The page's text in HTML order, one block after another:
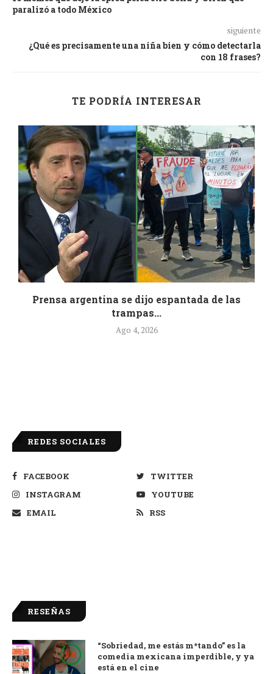
paralizó a todo México
siguiente
¿Qué es precisamente una niña bien y cómo detectarla
con 18 frases?
TE PODRÍA INTERESAR
Prensa argentina se dijo espantada de las
trampas...
Ago 4, 2026
REDES SOCIALES
FACEBOOK
TWITTER
INSTAGRAM
YOUTUBE
EMAIL
RSS
RESEÑAS
9.0
“Sobriedad, me estás m*tando” es la
comedia mexicana imperdible, y ya
está en el cine